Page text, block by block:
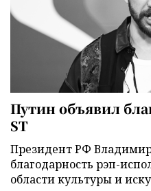
Путин объявил
ST
Президент РФ
благодарность рэп-
области культуры и